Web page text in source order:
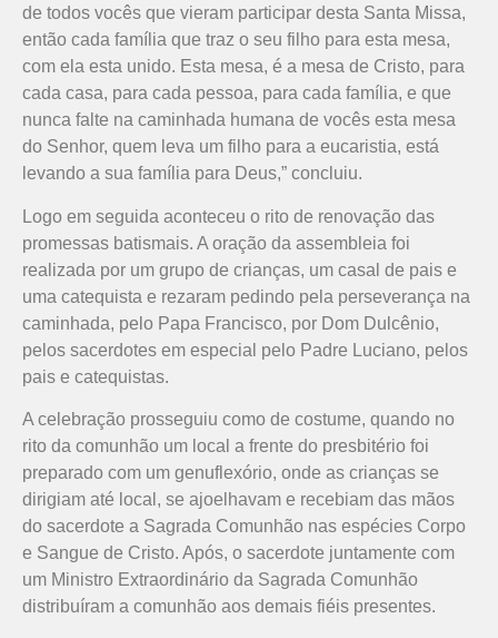
de todos vocês que vieram participar desta Santa Missa,
então cada família que traz o seu filho para esta mesa,
com ela esta unido. Esta mesa, é a mesa de Cristo, para
cada casa, para cada pessoa, para cada família, e que
nunca falte na caminhada humana de vocês esta mesa
do Senhor, quem leva um filho para a eucaristia, está
levando a sua família para Deus,” concluiu.
Logo em seguida aconteceu o rito de renovação das
promessas batismais. A oração da assembleia foi
realizada por um grupo de crianças, um casal de pais e
uma catequista e rezaram pedindo pela perseverança na
caminhada, pelo Papa Francisco, por Dom Dulcênio,
pelos sacerdotes em especial pelo Padre Luciano, pelos
pais e catequistas.
A celebração prosseguiu como de costume, quando no
rito da comunhão um local a frente do presbitério foi
preparado com um genuflexório, onde as crianças se
dirigiam até local, se ajoelhavam e recebiam das mãos
do sacerdote a Sagrada Comunhão nas espécies Corpo
e Sangue de Cristo. Após, o sacerdote juntamente com
um Ministro Extraordinário da Sagrada Comunhão
distribuíram a comunhão aos demais fiéis presentes.